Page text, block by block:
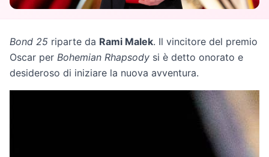
Bond 25 riparte da Rami Malek. Il vincitore del premio
Oscar per Bohemian Rhapsody si è detto onorato e
desideroso di iniziare la nuova avventura.